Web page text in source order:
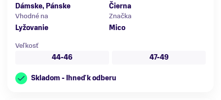
Dámske, Pánske
Čierna
Vhodné na
Lyžovanie
Značka
Mico
Veľkosť
44-46
47-49
Skladom - Ihneď k odberu